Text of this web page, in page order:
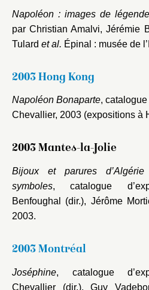
Napoléon : images de légende
par Christian Amalvi, Jérémie
Tulard et al. Épinal : musée de
2003 Hong Kong
Napoléon Bonaparte, catalogue
Chevallier, 2003 (expositions à
2003 Mantes-la-Jolie
Bijoux et parures
symboles, catalogue
Benfoughal (dir.), Jérôme
2003.
2003 Montréal
Joséphine, catalogue
Chevallier (dir.), Guy